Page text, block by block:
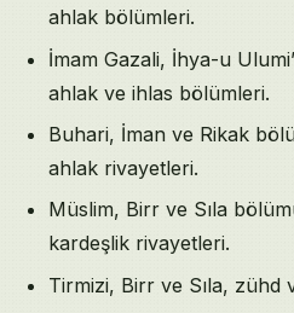
ahlak bölümleri.
İmam Gazali, İhya-u
ahlak ve ihlas bölümleri.
Buhari, İman ve Rikak
ahlak rivayetleri.
Müslim, Birr ve Sıla
kardeşlik rivayetleri.
Tirmizi, Birr ve Sıla, zühd